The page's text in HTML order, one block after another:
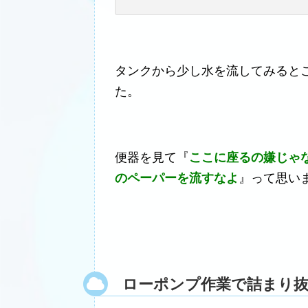
タンクから少し水を流してみると
た。
便器を見て『 ここに座るの嫌じゃ
のペーパーを流すなよ 』って思い
ローポンプ作業で詰まり